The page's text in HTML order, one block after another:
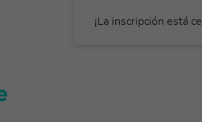
¡La inscripción está